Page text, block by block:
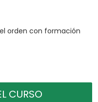
orden con formación
CURSO